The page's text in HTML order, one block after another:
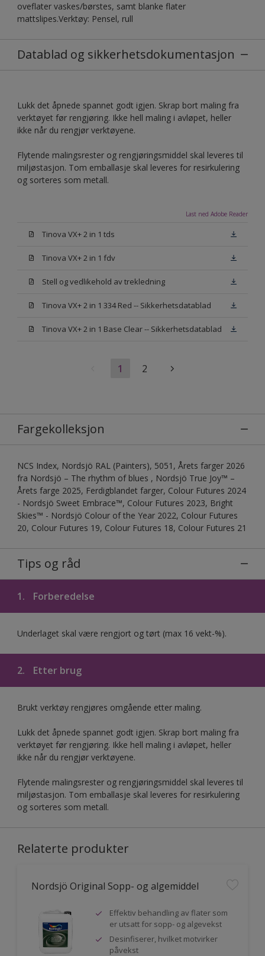
oveflater vaskes/børstes, samt blanke flater
mattslipes.Verktøy: Pensel, rull
Datablad og sikkerhetsdokumentasjon
Lukk det åpnede spannet godt igjen. Skrap bort maling fra
verktøyet før rengjøring. Ikke hell maling i avløpet, heller
ikke når du rengjør verktøyene.
Flytende malingsrester og rengjøringsmiddel skal leveres til
miljøstasjon. Tom emballasje skal leveres for resirkulering
og sorteres som metall.
Last ned Adobe Reader
Tinova VX+ 2 in 1 tds
Tinova VX+ 2 in 1 fdv
Stell og vedlikehold av trekledning
Tinova VX+ 2 in 1 334 Red -- Sikkerhetsdatablad
Tinova VX+ 2 in 1 Base Clear -- Sikkerhetsdatablad
1 2
Fargekolleksjon
NCS Index, Nordsjö RAL (Painters), 5051, Årets farger 2026
fra Nordsjö – The rhythm of blues , Nordsjö True Joy™ –
Årets farge 2025, Ferdigblandet farger, Colour Futures 2024
- Nordsjö Sweet Embrace™, Colour Futures 2023, Bright
Skies™ - Nordsjö Colour of the Year 2022, Colour Futures
20, Colour Futures 19, Colour Futures 18, Colour Futures 21
Tips og råd
1. Forberedelse
Underlaget skal være rengjort og tørt (max 16 vekt-%).
2. Etter brug
Brukt verktøy rengjøres omgående etter maling.
Lukk det åpnede spannet godt igjen. Skrap bort maling fra
verktøyet før rengjøring. Ikke hell maling i avløpet, heller
ikke når du rengjør verktøyene.
Flytende malingsrester og rengjøringsmiddel skal leveres til
miljøstasjon. Tom emballasje skal leveres for resirkulering
og sorteres som metall.
Relaterte produkter
Nordsjö Original Sopp- og algemiddel
Effektiv behandling av flater som
er utsatt for sopp- og algevekst
Desinfiserer, hvilket motvirker
påvekst